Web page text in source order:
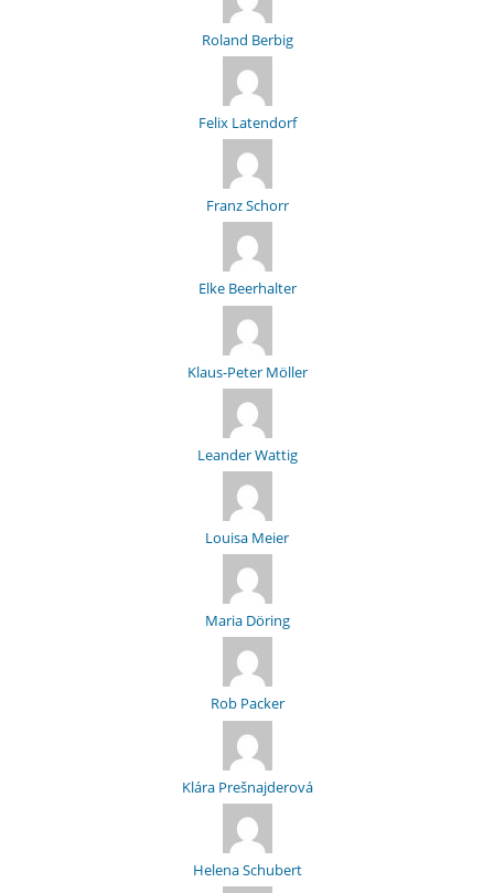
Roland Berbig
Felix Latendorf
Franz Schorr
Elke Beerhalter
Klaus-Peter Möller
Leander Wattig
Louisa Meier
Maria Döring
Rob Packer
Klára Prešnajderová
Helena Schubert